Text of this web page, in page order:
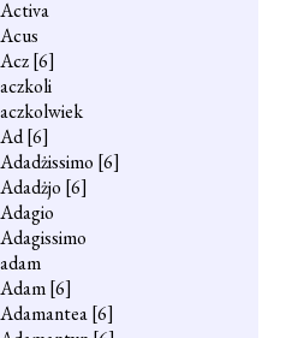
Activa
Acus
Acz[6]
aczkoli
aczkolwiek
Ad[6]
Adadżissimo [6]
Adadżjo [6]
Adagio
Adagissimo
adam
Adam[6]
Adamantea[6]